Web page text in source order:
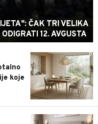
ČAK TRI VELIKA
12. AVGUSTA
0
koje
0